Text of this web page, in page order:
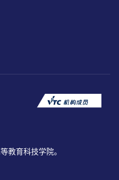
教育科技学院。